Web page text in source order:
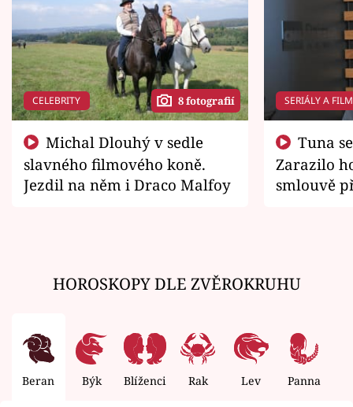
CELEBRITY 8 fotografií
slavného filmového koně.
Jezdil na něm i Draco Malfoy
SERIÁLY A
Zarazilo
smlouvě
HOROSKOPY DLE ZVĚROKRUHU
Beran Býk Blíženci Rak Lev Panna